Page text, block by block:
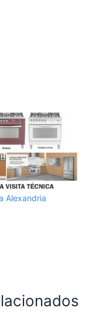
Alexandria